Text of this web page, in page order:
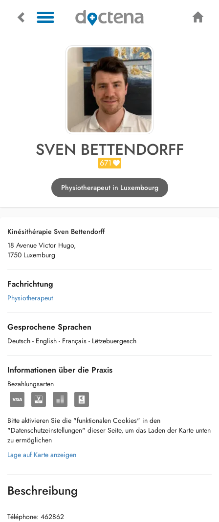
SVEN BETTENDORFF
671
Physiotherapeut in Luxembourg
Kinésithérapie Sven Bettendorff
18 Avenue Victor Hugo,
1750 Luxemburg
Fachrichtung
Physiotherapeut
Gesprochene Sprachen
Deutsch - English - Français - Lëtzebuergesch
Informationen über die Praxis
Bezahlungsarten
Bitte aktivieren Sie die "funktionalen Cookies" in den
"Datenschutzeinstellungen" dieser Seite, um das Laden der Karte unten
zu ermöglichen
Lage auf Karte anzeigen
Beschreibung
Téléphone: 462862